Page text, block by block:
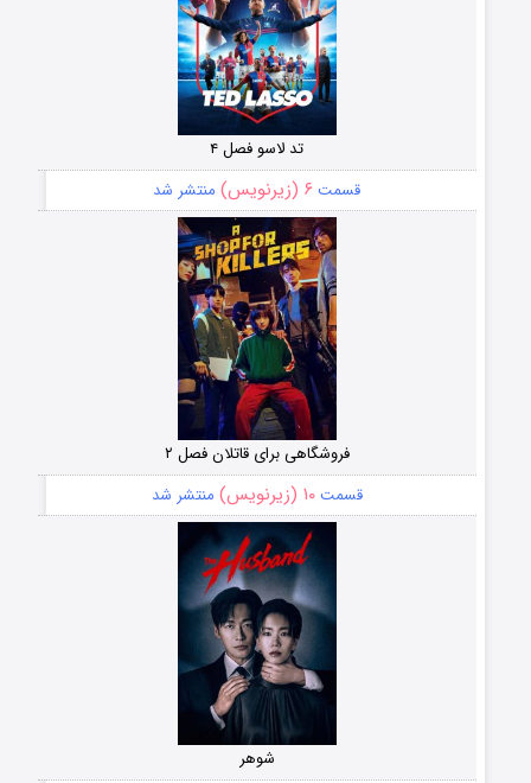
تد لاسو فصل ۴
قسمت ۶ (زیرنویس) منتشر شد
فروشگاهی برای قاتلان فصل ۲
قسمت۱۰ (زیرنویس) منتشر شد
شوهر